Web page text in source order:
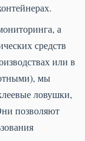
а
средств
или в
мы
ловушки,
позволяют